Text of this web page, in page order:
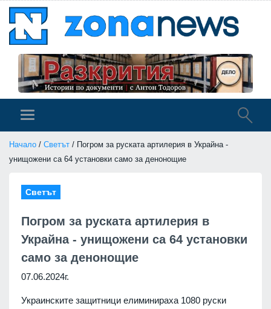
Начало / Светът / Погром за руската артилерия в Украйна -
унищожени са 64 установки само за денонощие
Светът
Погром за руската артилерия в
Украйна - унищожени са 64 установки
само за денонощие
07.06.2024г.
Украинските защитници елиминираха 1080 руски